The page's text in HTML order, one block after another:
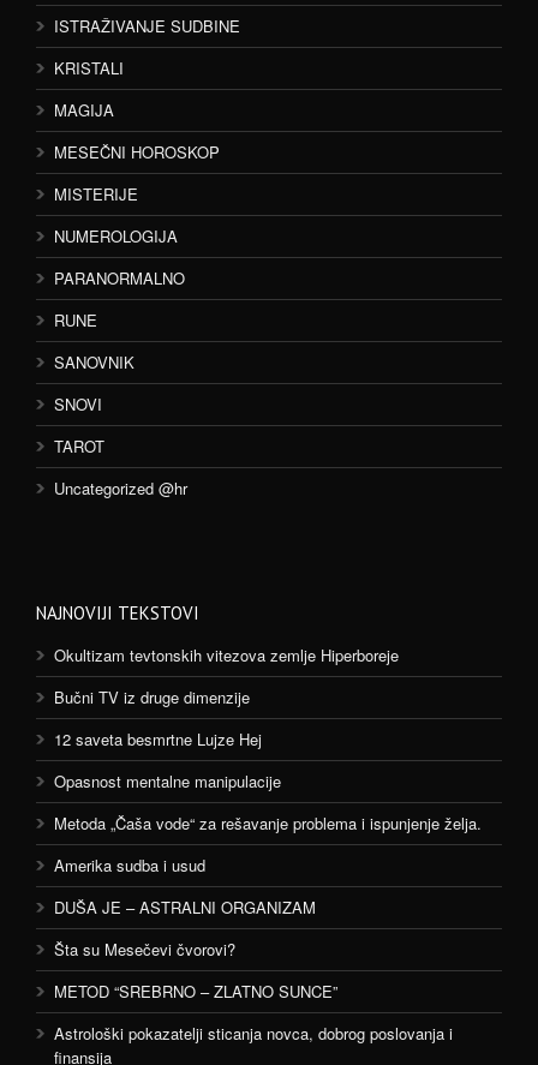
ISTRAŽIVANJE SUDBINE
KRISTALI
MAGIJA
MESEČNI HOROSKOP
MISTERIJE
NUMEROLOGIJA
PARANORMALNO
RUNE
SANOVNIK
SNOVI
TAROT
Uncategorized @hr
NAJNOVIJI TEKSTOVI
Okultizam tevtonskih vitezova zemlje Hiperboreje
Bučni TV iz druge dimenzije
12 saveta besmrtne Lujze Hej
Opasnost mentalne manipulacije
Metoda „Čaša vode“ za rešavanje problema i ispunjenje želja.
Amerika sudba i usud
DUŠA JE – ASTRALNI ORGANIZAM
Šta su Mesečevi čvorovi?
METOD “SREBRNO – ZLATNO SUNCE”
Astrološki pokazatelji sticanja novca, dobrog poslovanja i
finansija